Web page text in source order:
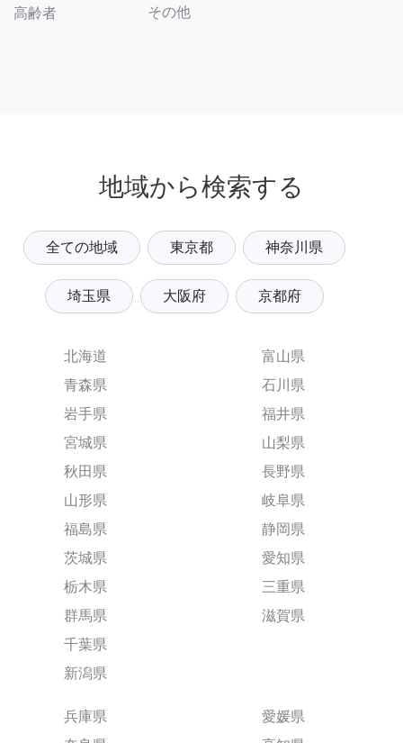
高齢者 その他
地域から検索する
全ての地域 東京都 神奈川県
埼玉県 大阪府 京都府
北海道
青森県
岩手県
宮城県
秋田県
山形県
福島県
茨城県
栃木県
群馬県
千葉県
新潟県
富山県
石川県
福井県
山梨県
長野県
岐阜県
静岡県
愛知県
三重県
滋賀県
兵庫県
愛媛県